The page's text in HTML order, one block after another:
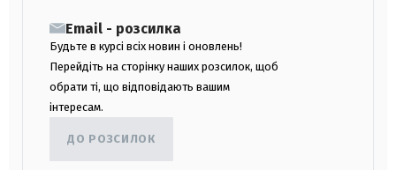
Email - розсилка
Будьте в курсі всіх новин і оновлень!
Перейдіть на сторінку наших розсилок, щоб
обрати ті, що відповідають вашим
інтересам.
ДО РОЗСИЛОК